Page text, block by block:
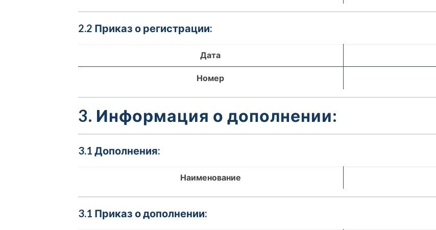
2.2 Приказ о регистрации:
Дата
Номер
3. Информация о дополнении:
3.1 Дополнения:
Наименование
3.1 Приказ о дополнении: